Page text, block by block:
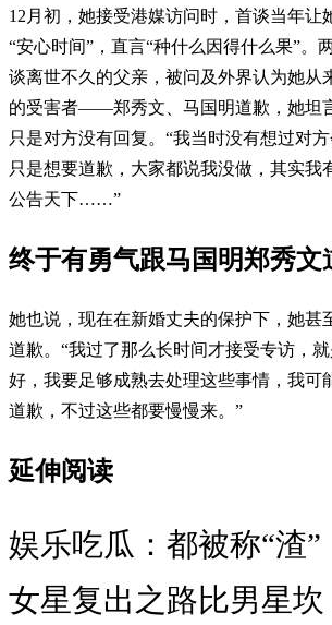
12月初，她接受港媒访问时，首谈当年让
“安心时间”，直言“种什么因得什么果”。
谈离世不久的父亲，被问及外界认为她从
的受害者——郑秀文、马国明道歉，她坦
只是对方没有回复。“我当时没有想过对
只是想要道歉，大家都说我没做，其实我
公告天下……”
终于有勇气跟马国明郑秀文
她也说，现在在新婚丈夫的保护下，她甚
道歉。“我过了那么长时间才接受专访，
好，我要足够成熟去处理这些事情，我可
道歉，不过这些都要慢慢来。”
延伸阅读
娱乐吃瓜：都被称“渣”
女星复出之路比男星坎